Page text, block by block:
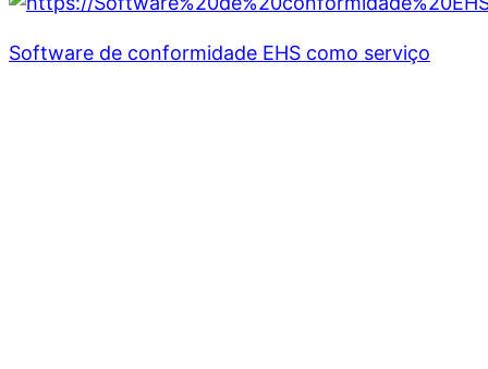
Software de conformidade EHS como serviço